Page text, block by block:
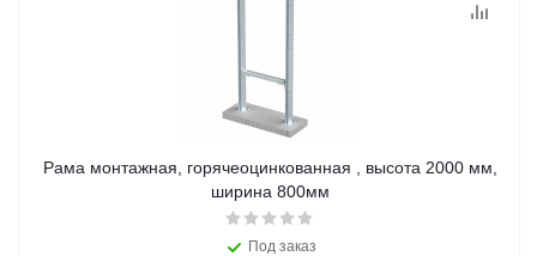
Рама монтажная, горячеоцинкованная , высота 2000 мм,
ширина 800мм
Под заказ